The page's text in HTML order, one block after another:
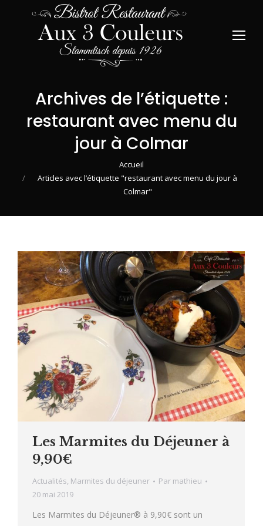
Archives de l’étiquette :
restaurant avec menu du
jour à Colmar
Accueil
Articles avec l’étiquette "restaurant avec menu du jour à
Colmar"
Les Marmites du Déjeuner à
9,90€
Actualités, Marmites du déjeuner Par mathieu
20 mai 2019
Les Marmites du Déjeuner® à 9,90€ sont un